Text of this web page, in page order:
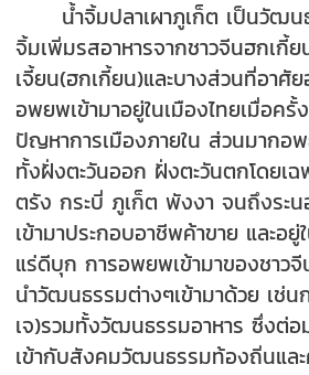
น้ำจิ้มปลาเผาภูเก็ต เป็นวัฒนธ
จิ้มเพิ่มรสอาหารจากชาวจีนฮกเกี้
เจี้ยน(ฮกเกี้ยน)และบางส่วนที่อาศั
อพยพเข้ามาอยู่ในเมืองไทยเมื่อครั้
ปัญหาการเมืองภายใน ส่วนมากอ
ทั้งฝั่งตะวันออก ฝั่งตะวันตกโดยเ
ตรัง กระบี่ ภูเก็ต พังงา จนถึงระ
เข้ามาประกอบอาชีพค้าขาย และอยู่
แร่ดีบุก การอพยพเข้ามาของชาว
นำวัฒนธรรมต่างๆเข้ามาด้วย เช่
เจ)รวมทั้งวัฒนธรรมอาหาร ซึ่งต่อ
เข้ากับสังคมวัฒนธรรมท้องถิ่นและ